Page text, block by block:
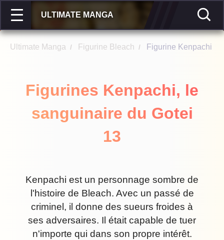
ULTIMATE MANGA
Ultimate Manga / Figurine Bleach / Figurine Kenpachi
Figurines Kenpachi, le
sanguinaire du Gotei
13
Kenpachi est un personnage sombre de
l'histoire de Bleach. Avec un passé de
criminel, il donne des sueurs froides à
ses adversaires. Il était capable de tuer
n'importe qui dans son propre intérêt.